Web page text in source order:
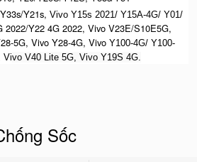
Y21s, Vivo Y15s 2021/ Y15A-4G/ Y01/
2022/Y22 4G 2022, Vivo V23E/S10E5G,
5G, Vivo Y28-4G, Vivo Y100-4G/ Y100-
Vivo V40 Lite 5G, Vivo Y19S 4G.
Sốc